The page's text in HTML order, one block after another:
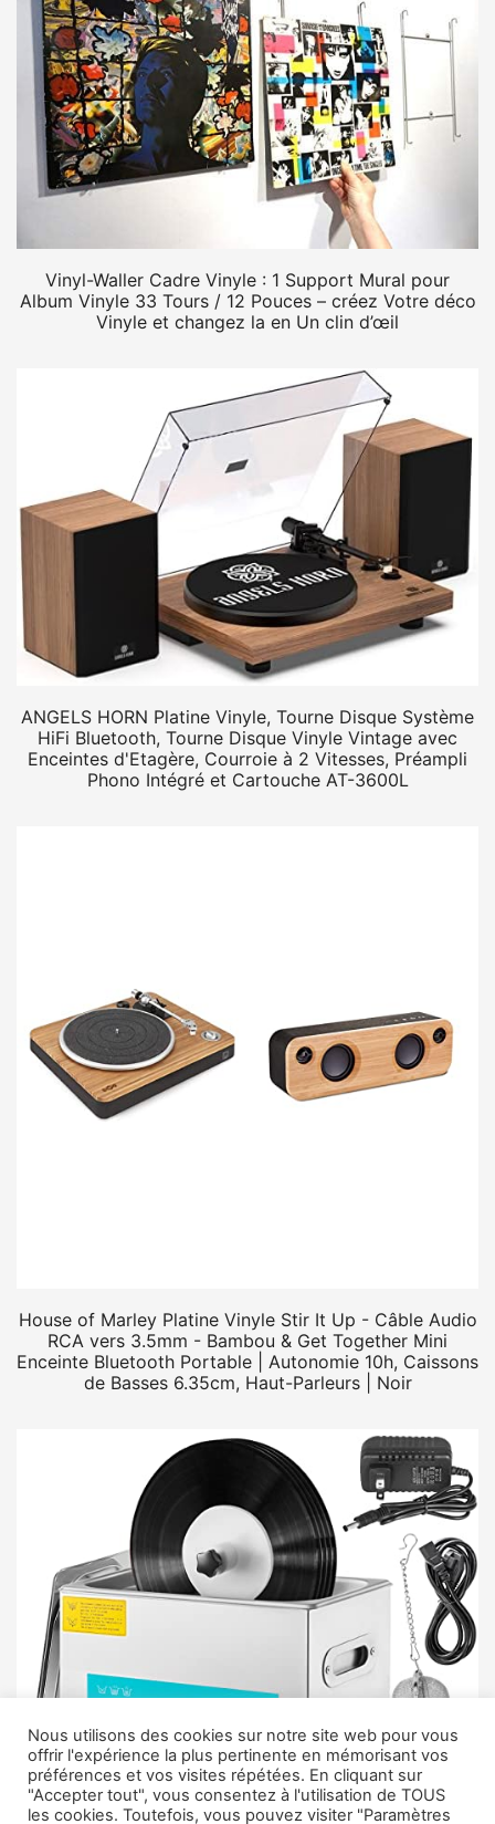
Vinyl-Waller Cadre Vinyle : 1 Support Mural pour
Album Vinyle 33 Tours / 12 Pouces – créez Votre déco
Vinyle et changez la en Un clin d’œil
ANGELS HORN Platine Vinyle, Tourne Disque Système
HiFi Bluetooth, Tourne Disque Vinyle Vintage avec
Enceintes d'Etagère, Courroie à 2 Vitesses, Préampli
Phono Intégré et Cartouche AT-3600L
House of Marley Platine Vinyle Stir It Up - Câble Audio
RCA vers 3.5mm - Bambou & Get Together Mini
Enceinte Bluetooth Portable | Autonomie 10h, Caissons
de Basses 6.35cm, Haut-Parleurs | Noir
Nous utilisons des cookies sur notre site web pour vous
offrir l'expérience la plus pertinente en mémorisant vos
préférences et vos visites répétées. En cliquant sur
"Accepter tout", vous consentez à l'utilisation de TOUS
les cookies. Toutefois, vous pouvez visiter "Paramètres